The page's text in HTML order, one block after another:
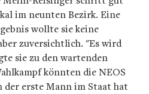
im neunten Bezirk. Eine
wollte sie keine
zuversichtlich. "Es wird
sie zu den wartenden
könnten die NEOS
der erste Mann im Staat hat